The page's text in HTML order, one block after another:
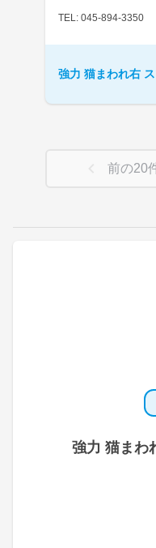
強力 猫まわ
TEL: 045-894-3350
強力 猫まわれ右
前の20